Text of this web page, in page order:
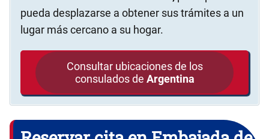
pueda desplazarse a obtener sus trámites a un
lugar más cercano a su hogar.
Consultar ubicaciones de los
consulados de Argentina